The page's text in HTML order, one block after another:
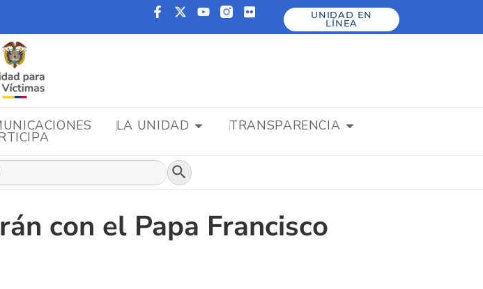
UNIDAD EN
LÍNEA
LA UNIDAD TRANSPARENCIA
Botón de búsqueda
con el Papa Francisco